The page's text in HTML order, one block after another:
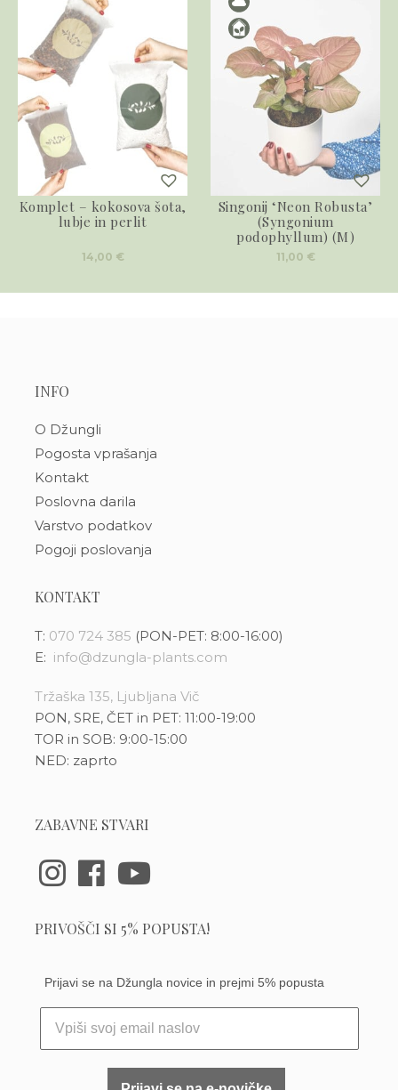
Komplet – kokosova šota,
lubje in perlit
14,00 €
Singonij ‘Neon Robusta’
(Syngonium
podophyllum) (M)
11,00 €
INFO
O Džungli
Pogosta vprašanja
Kontakt
Poslovna darila
Varstvo podatkov
Pogoji poslovanja
KONTAKT
T: 070 724 385 (PON-PET: 8:00-16:00)
E: info@dzungla-plants.com
Tržaška 135, Ljubljana Vič
PON, SRE, ČET in PET: 11:00-19:00
TOR in SOB: 9:00-15:00
NED: zaprto
ZABAVNE STVARI
PRIVOŠČI SI 5% POPUSTA!
Prijavi se na Džungla novice in prejmi 5% popusta